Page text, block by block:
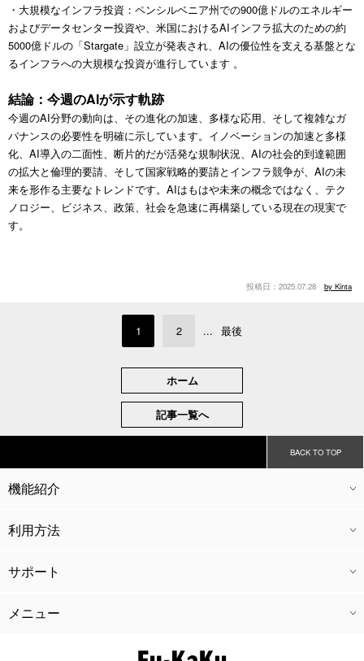
・大規模なインフラ投資：ペンシルベニア州での900億ドルのエネルギー
およびデータセンター投資や、米国におけるAIインフラ拡大のための約
5000億ドルの「Stargate」設立が発表され、AIの優位性を支える基盤とな
るインフラへの大規模な投資が進行しています 。
結論：今週のAIが示す軌跡
今週のAI分野の動向は、その進化の加速、多様な応用、そして複雑なガ
バナンスの必要性を明確に示しています。イノベーションの加速と多様
化、AI導入の二面性、断片的だが活発な規制状況、AIの社会的到達範囲
の拡大と倫理的要請、そして国家戦略的要請とインフラ競争が、AIの未
来を形作る主要なトレンドです。AIはもはや未来の概念ではなく、テク
ノロジー、ビジネス、政策、社会を急速に再構築している現在の現実で
す。
2025.07.28 by Kinta
1 2 ... 最後
ホーム
記事一覧へ
BACK TO TOP
機能紹介
CTI
CRM
CMS
会員機能
外部連携
経理機能
キャストアプリ
ドライバーアプリ
グループ管理
利用方法
ご利用料金
導入の流れ
広告代理業
開業支援
運営コンサル
サポート
メニュー